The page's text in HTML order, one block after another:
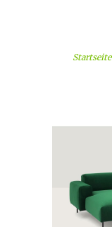
Startseite